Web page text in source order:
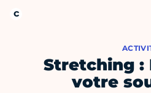
Stretching :
votre